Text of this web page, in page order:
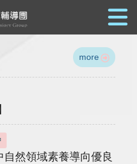
more
然領域素養導向優良